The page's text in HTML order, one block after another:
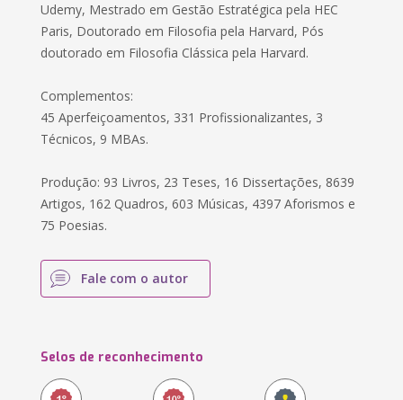
Udemy, Mestrado em Gestão Estratégica pela HEC
Paris, Doutorado em Filosofia pela Harvard, Pós
doutorado em Filosofia Clássica pela Harvard.
Complementos:
45 Aperfeiçoamentos, 331 Profissionalizantes, 3
Técnicos, 9 MBAs.
Produção: 93 Livros, 23 Teses, 16 Dissertações, 8639
Artigos, 162 Quadros, 603 Músicas, 4397 Aforismos e
75 Poesias.
Fale com o autor
Selos de reconhecimento